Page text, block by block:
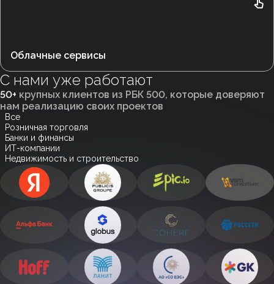
Облачные сервисы
С нами уже работают
50+ крупных клиентов из РБК 500, которые доверяют
нам реализацию своих проектов
Все
Розничная торговля
Банки и финансы
ИТ-компании
Недвижимость и строительство